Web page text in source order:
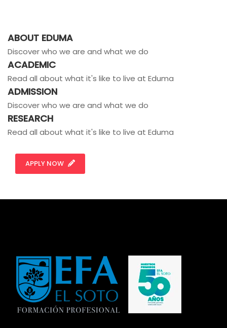
ABOUT EDUMA
Discover who we are and what we do
ACADEMIC
Read all about what it's like to live at Eduma
ADMISSION
Discover who we are and what we do
RESEARCH
Read all about what it's like to live at Eduma
APPLY NOW